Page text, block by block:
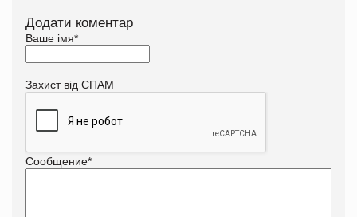
Додати коментар
Ваше імя*
Захист від СПАМ
Сообщение*